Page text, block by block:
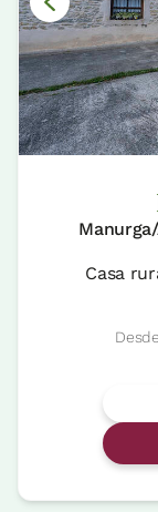
Casa
Desde